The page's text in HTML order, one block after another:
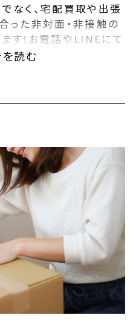
なく、宅配買取や出張
った非対面・非接触の
す!お電話やLINEにて
ります！また無料の宅